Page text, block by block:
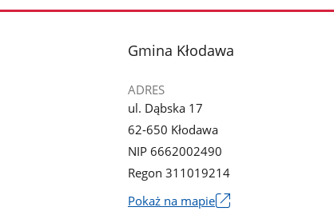
stopka
Gmina Kłodawa
ADRES
ul. Dąbska 17
62-650 Kłodawa
NIP 6662002490
Regon 311019214
Pokaż na mapieLink